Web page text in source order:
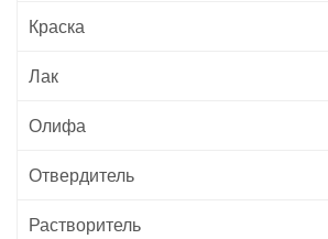
Краска
Лак
Олифа
Отвердитель
Растворитель